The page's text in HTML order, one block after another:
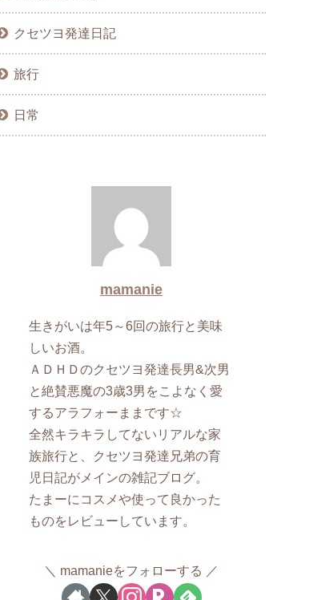
クセツヨ発達日記
旅行
日常
mamanie
生きがいは年5～6回の旅行と美味
しいお酒。
ＡＤＨＤのクセツヨ発達長男&次男
と絶賛悪魔の3歳3男をこよなく愛
するアラフォーままです☆
全然キラキラしてないリアルな家
族旅行と、クセツヨ発達兄弟の育
児日記がメインの雑記ブログ。
たまーにコスメや使って良かった
ものをレビューしています。
mamanieをフォローする